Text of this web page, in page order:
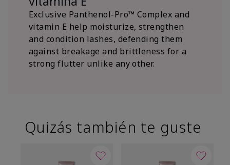
Exclusive Panthenol-Pro™ Complex and
vitamin E help moisturize, strengthen
and condition lashes, defending them
against breakage and brittleness for a
strong flutter unlike any other.
Quizás también te guste